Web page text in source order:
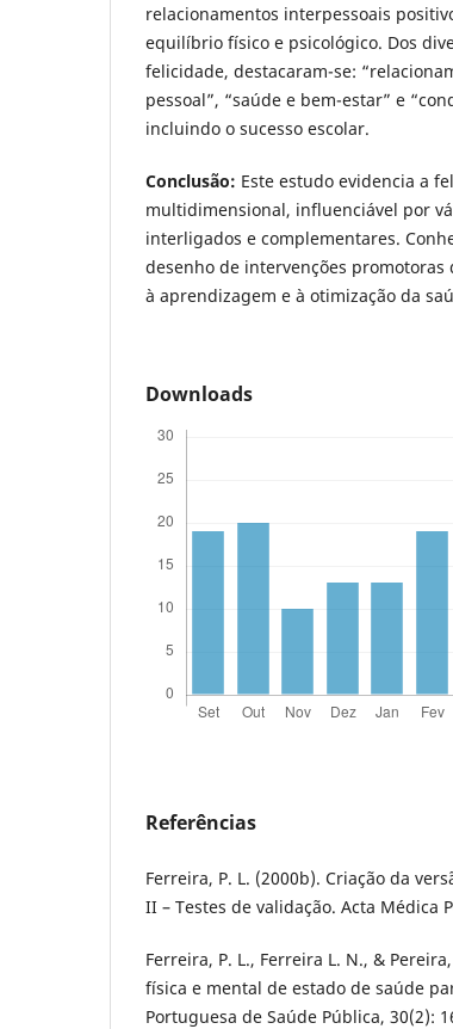
relacionamentos interpessoais
equilíbrio físico e psicológico. Dos
felicidade, destacaram-se:
pessoal”, “saúde e bem-estar” e
incluindo o sucesso escolar.
Conclusão: Este estudo evidencia a
multidimensional, influenciável por
interligados e complementares.
desenho de intervenções
à aprendizagem e à otimização da
Downloads
Referências
Ferreira, P. L. (2000b). Criação da
II – Testes de validação. Acta Médica
Ferreira, P. L., Ferreira L. N., &
física e mental de estado de saúde
Portuguesa de Saúde Pública, 30(2):